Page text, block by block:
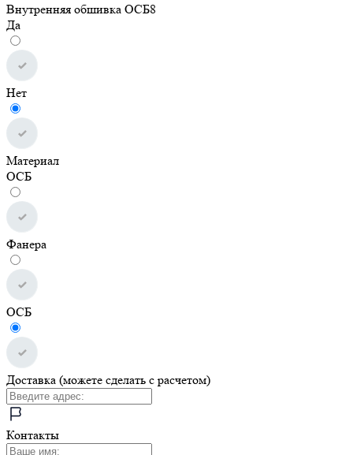
Внутренняя обшивка ОСБ8
Да
Нет
Материал
ОСБ
Фанера
ОСБ
Доставка (можете сделать с расчетом)
Контакты